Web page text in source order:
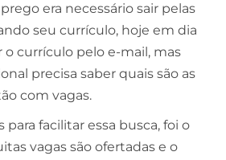
era necessário sair pelas
seu currículo, hoje em dia
o currículo pelo e-mail, mas
precisa saber quais são as
com vagas.
para facilitar essa busca, foi o
vagas são ofertadas e o